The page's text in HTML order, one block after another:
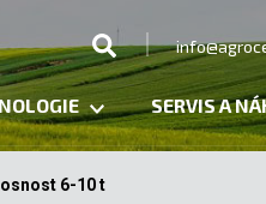
SERVIS A
6-10 t